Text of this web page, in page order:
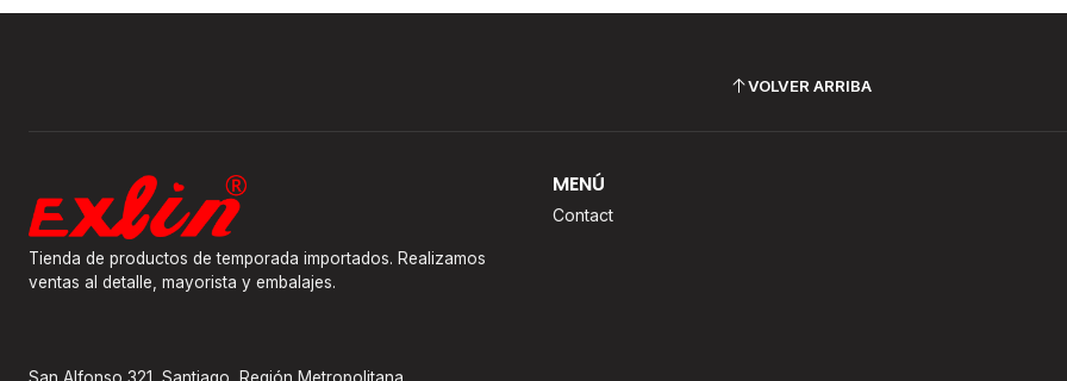
VOLVER ARRIBA
Tienda de productos de temporada importados. Realizamos
ventas al detalle, mayorista y embalajes.
San Alfonso 321, Santiago, Región Metropolitana
MENÚ
Contact